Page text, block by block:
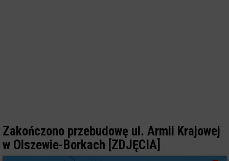
Zakończono przebudowę ul. Armii Krajowej
w Olszewie-Borkach [ZDJĘCIA]